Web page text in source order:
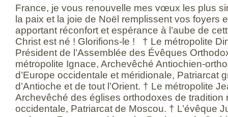
France, je vous renouvelle mes vœux les plus
la paix et la joie de Noël remplissent vos foyers
apportant réconfort et espérance à l’aube de
Christ est né ! Glorifions-le ! † Le métropolite
Président de l’Assemblée des Évêques
métropolite Ignace, Archevêché Antiochien-
d’Europe occidentale et méridionale, Patriarcat
d’Antioche et de tout l’Orient. † Le métropolite
Archevêché des églises orthodoxes de tradition
occidentale, Patriarcat de Moscou. † L’évêque